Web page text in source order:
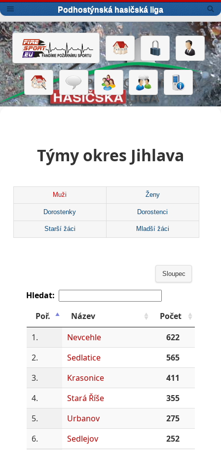
Podhostýnská hasičská liga
Týmy okres Jihlava
Muži Ženy
Dorostenky Dorostenci
Starší žáci Mladší žáci
Sloupec
Hledat:
Poř.
Název
Počet
1.
Nevcehle
622
2.
Sedlatice
565
3.
Krasonice
411
4.
Stará Říše
355
5.
Urbanov
275
6.
Sedlejov
252